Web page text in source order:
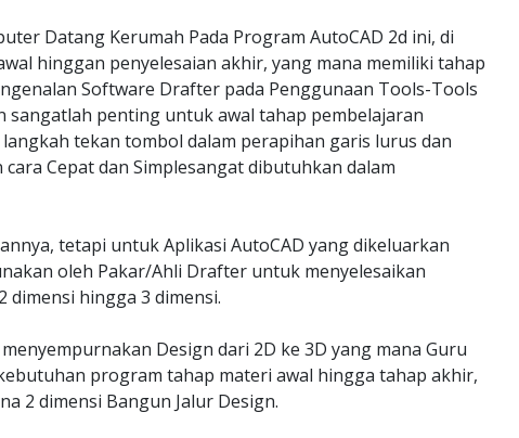
Datang Kerumah Pada Program AutoCAD 2d ini, di
hinggan penyelesaian akhir, yang mana memiliki tahap
Software Drafter pada Penggunaan Tools-Tools
sangatlah penting untuk awal tahap pembelajaran
tekan tombol dalam perapihan garis lurus dan
Cepat dan Simplesangat dibutuhkan dalam
tetapi untuk Aplikasi AutoCAD yang dikeluarkan
oleh Pakar/Ahli Drafter untuk menyelesaikan
dimensi hingga 3 dimensi.
Design dari 2D ke 3D yang mana Guru
program tahap materi awal hingga tahap akhir,
2 dimensi Bangun Jalur Design.